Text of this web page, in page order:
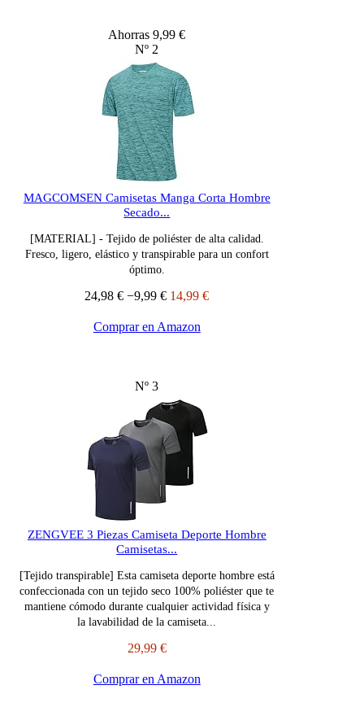
Ahorras 9,99 €
Nº 2
MAGCOMSEN Camisetas Manga Corta Hombre
Secado...
[MATERIAL] - Tejido de poliéster de alta calidad.
Fresco, ligero, elástico y transpirable para un confort
óptimo.
24,98 € −9,99 € 14,99 €
Comprar en Amazon
Nº 3
ZENGVEE 3 Piezas Camiseta Deporte Hombre
Camisetas...
[Tejido transpirable] Esta camiseta deporte hombre está
confeccionada con un tejido seco 100% poliéster que te
mantiene cómodo durante cualquier actividad física y
la lavabilidad de la camiseta...
29,99 €
Comprar en Amazon